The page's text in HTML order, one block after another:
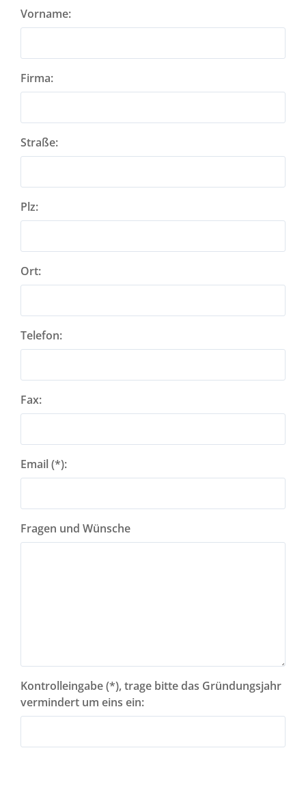
Vorname:
Firma:
Straße:
Plz:
Ort:
Telefon:
Fax:
Email (*):
Fragen und Wünsche
Kontrolleingabe (*), trage bitte das Gründungsjahr
vermindert um eins ein: